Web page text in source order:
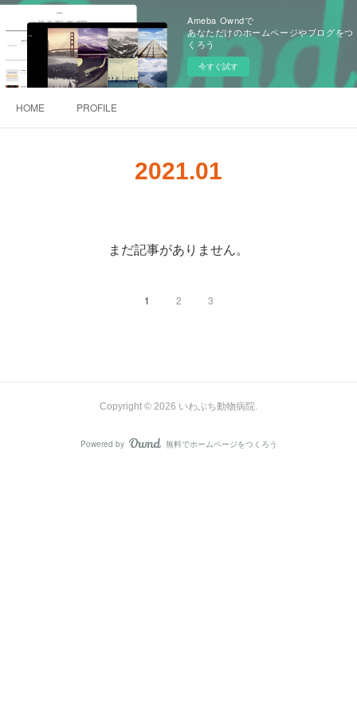
Ameba Owndで
あなただけのホームページやブログをつ
くろう
今すぐ試す
HOME PROFILE
2021.01
まだ記事がありません。
1 2 3
Copyright © 2026 いわぶち動物病院.
Powered by AmebaOwnd
無料でホームページをつくろう